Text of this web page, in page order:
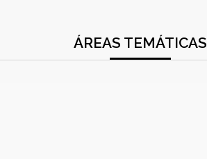
ÁREAS TEMÁTICAS